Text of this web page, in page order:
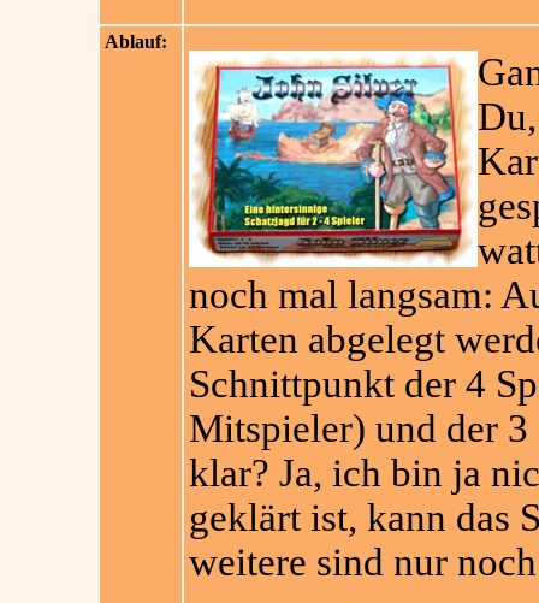
Ablauf:
noch mal langsam:
Karten abgelegt
Schnittpunkt der 4
Mitspieler) und der
klar? Ja, ich bin ja
geklärt ist, kann das
weitere sind nur